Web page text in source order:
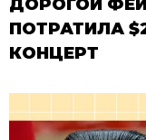
ДОРОГОЙ
ПОТРАТИЛА
КОНЦЕРТ